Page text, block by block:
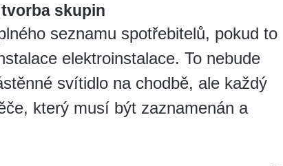
skupin
seznamu spotřebitelů, pokud to
elektroinstalace. To nebude
svítidlo na chodbě, ale každý
který musí být zaznamenán a